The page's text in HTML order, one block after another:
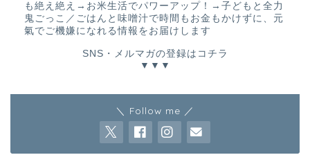
も絶え絶え→お米生活でパワーアップ！→子どもと全力
鬼ごっこ／ごはんと味噌汁で時間もお金もかけずに、元
氣でご機嫌になれる情報をお届けします
SNS・メルマガの登録はコチラ
▼▼▼
＼ Follow me ／